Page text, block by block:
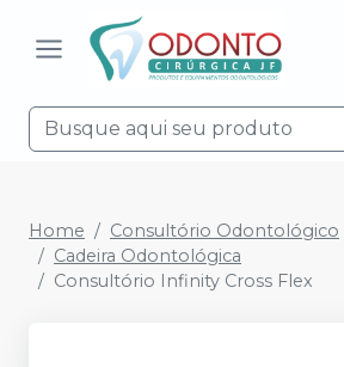
Home
Consultório Odontológico
Cadeira Odontológica
Consultório Infinity Cross Flex